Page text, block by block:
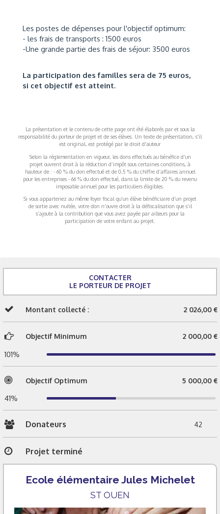
Les postes de dépenses pour l'objectif optimum:
- les frais de transports : 1500 euros
-Une grande partie des frais de séjour: 3500 euros
La participation des familles sera de 75 euros,
si cet objectif est atteint.
La présentation et le contenu de cette page ont été élaborés par et sous la
responsabilité du porteur de projet et de ses élèves. Un texte de présentation, s'il
est original, est protégé par le droit d'auteur
Selon la réglementation en vigueur, les dons effectués au bénéfice d’un
projet ouvrent droit à la réduction d’impôt sous certaines conditions, à
hauteur de : - 60 % du don effectué et de 0,5 % du chiffre d’affaires annuel
pour les entreprises - 66 % du don effectué, dans la limite de 20 % du revenu
imposable annuel pour les particuliers éligibles.
Si vous appartenez au même foyer fiscal qu’un élève bénéficiaire d’un projet
de sortie avec nuitée, votre don n’ouvre droit à la défiscalisation que s’il
s’ajoute à la contribution que vous avez payée par ailleurs pour la
participation de votre enfant au projet.
CONTACTER
LE PORTEUR DE PROJET
Montant collecté : 2 026,00 €
Objectif Minimum 2 000,00 €
101%
Objectif Optimum 5 000,00 €
41%
Donateurs 42
Projet terminé
Ecole élémentaire Jules Michelet
ST OUEN